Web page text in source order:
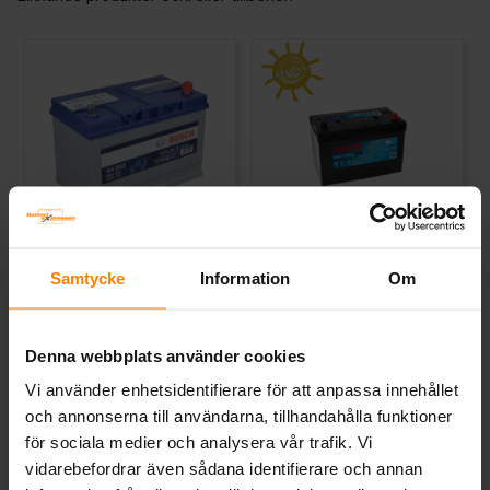
Samtycke Information Om
Denna webbplats använder cookies
Vi använder enhetsidentifierare för att anpassa innehållet
och annonserna till användarna, tillhandahålla funktioner
för sociala medier och analysera vår trafik. Vi
vidarebefordrar även sådana identifierare och annan
S4E42
Art nr. S4E42
Webblager
Stockholm
2 954 krinkl. moms
Art nr. TL954
Webblager
Stockholm
2 832 krinkl. moms
(Ord. Pris:3 775 kr